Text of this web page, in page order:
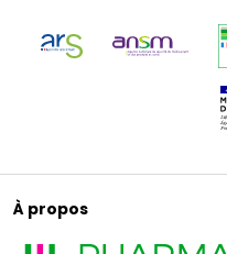
À propos